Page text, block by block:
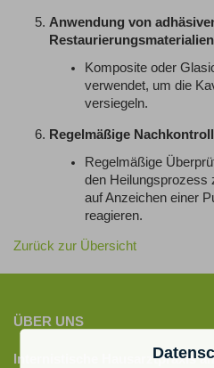
Anwendung von
Restaurierungsmaterialien
Komposite oder
verwendet, um die
versiegeln.
Regelmäßige
Regelmäßige
den Heilungsprozess
auf Anzeichen einer
reagieren.
Zurück zur Übersicht
ÜBER UNS
Internistische Hausarztpraxis